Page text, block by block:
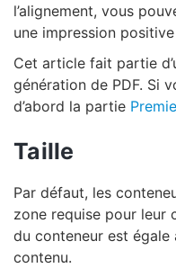
l’alignement, vous
une impression
Cet article fait partie
génération de PDF. Si
d’abord la partie
Taille
Par défaut, les
zone requise pour leur
du conteneur est
contenu.